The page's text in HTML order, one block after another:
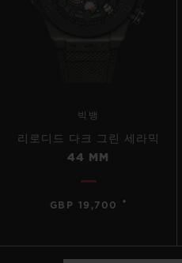
빅뱅
리로디드 다크 그린 세라믹
44 MM
GBP 19,700 •